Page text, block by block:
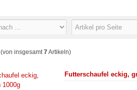
(von insgesamt7Artikeln)
Futterschaufel eckig,